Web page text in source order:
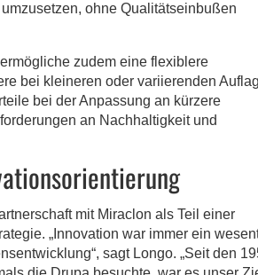
ohne Qualitätseinbußen
zudem eine flexiblere
bei kleineren oder variierenden
bei der Anpassung an kürzere
an Nachhaltigkeit und
mit Miraclon als Teil einer
„Innovation war immer ein
sagt Longo. „Seit den